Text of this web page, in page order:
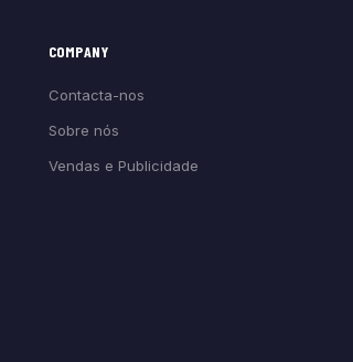
COMPANY
Contacta-nos
Sobre nós
Vendas e Publicidade